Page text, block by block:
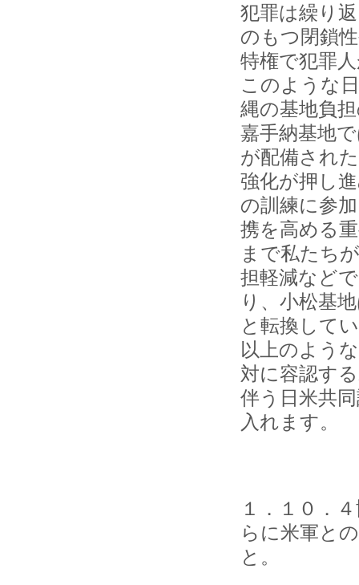
犯罪は繰り
のもつ閉鎖
特権で犯罪
このような
縄の基地負
嘉手納基地
が配備され
強化が押し
の訓練に参
携を高める
まで私たち
担軽減など
り、小松基
と転換して
以上のよう
対に容認す
伴う日米共
入れます。
１．１０．
らに米軍と
と。